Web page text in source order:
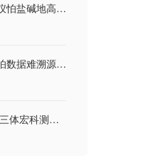
土壤氧化还原电位仪怕盐碱地高腐蚀？三体宏科合金防腐探头 长期埋入盐碱土壤不生锈不漂移
土壤重金属检测仪怕数据难溯源？三体宏科自动绑定采样位置生成地块检测档案
农田土壤普查补测 三体宏科测土配方施肥仪 便携款适配野外流动采样